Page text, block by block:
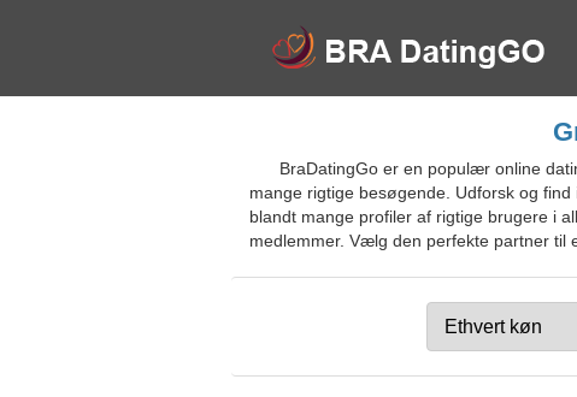
BraDatingGo er en populær online
mange rigtige besøgende. Udforsk og
blandt mange profiler af rigtige brugere i
medlemmer. Vælg den perfekte partner til